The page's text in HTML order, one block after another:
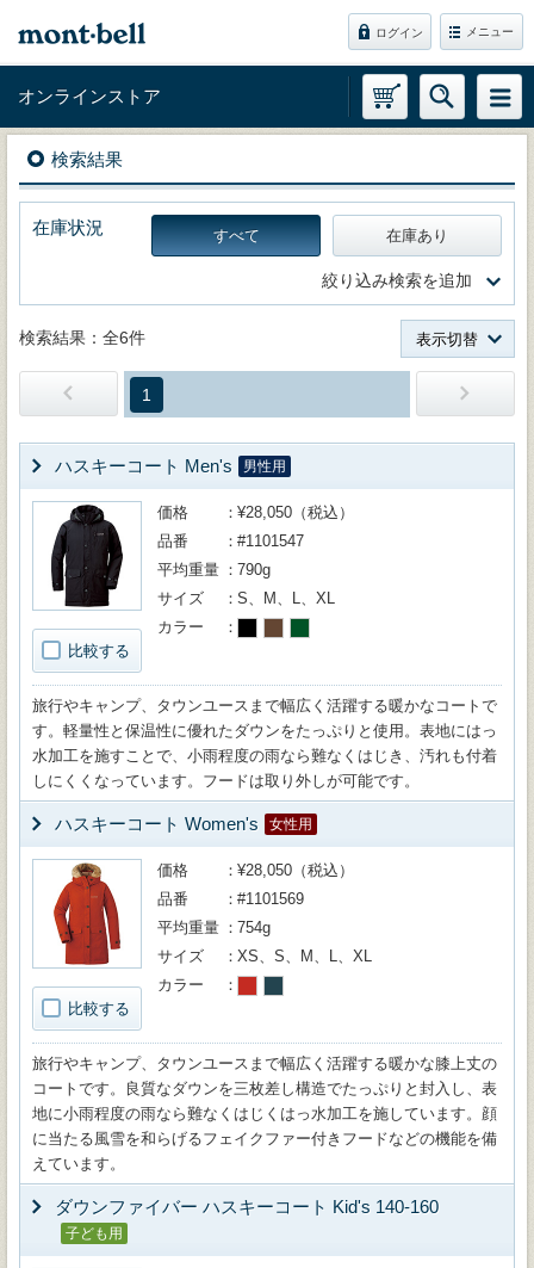
ログイン メニュー
オンラインストア
検索結果
在庫状況 すべて 在庫あり
絞り込み検索を追加
検索結果：全6件 表示切替
1
ハスキーコート Men's 男性用
比較する
価格
¥28,050（税込）
品番
#1101547
平均重量
790g
サイズ
S、M、L、XL
カラー
旅行やキャンプ、タウンユースまで幅広く活躍する暖かなコートで
す。軽量性と保温性に優れたダウンをたっぷりと使用。表地にはっ
水加工を施すことで、小雨程度の雨なら難なくはじき、汚れも付着
しにくくなっています。フードは取り外しが可能です。
ハスキーコート Women's 女性用
比較する
価格
¥28,050（税込）
品番
#1101569
平均重量
754g
サイズ
XS、S、M、L、XL
カラー
旅行やキャンプ、タウンユースまで幅広く活躍する暖かな膝上丈の
コートです。良質なダウンを三枚差し構造でたっぷりと封入し、表
地に小雨程度の雨なら難なくはじくはっ水加工を施しています。顔
に当たる風雪を和らげるフェイクファー付きフードなどの機能を備
えています。
ダウンファイバー ハスキーコート Kid's 140-160
子ども用